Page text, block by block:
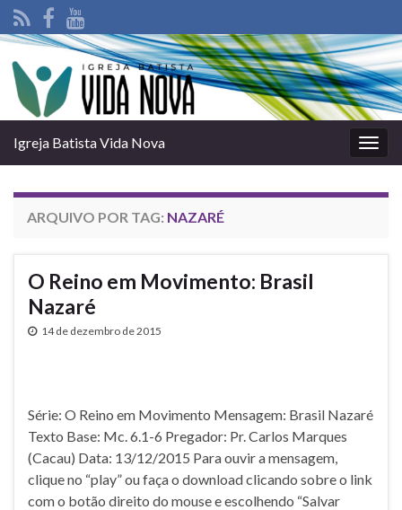
Igreja Batista Vida Nova
ARQUIVO POR TAG: NAZARÉ
O Reino em Movimento: Brasil
Nazaré
14 de dezembro de 2015
Série: O Reino em Movimento Mensagem: Brasil Nazaré
Texto Base: Mc. 6.1-6 Pregador: Pr. Carlos Marques
(Cacau) Data: 13/12/2015 Para ouvir a mensagem,
clique no “play” ou faça o download clicando sobre o link
com o botão direito do mouse e escolhendo “Salvar